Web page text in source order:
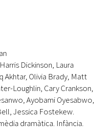
Dickinson, Laura
Akhtar, Olivia Brady, Matt
Loughlin, Cary Crankson,
Ayobami Oyesabwo,
Jessica Fostekew.
dramàtica. Infància.